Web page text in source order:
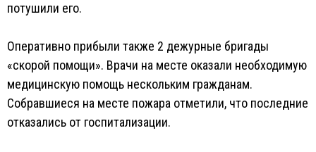
потушили его.
Оперативно прибыли также 2 дежурные бригады
«скорой помощи». Врачи на месте оказали необходимую
медицинскую помощь нескольким гражданам.
Собравшиеся на месте пожара отметили, что последние
отказались от госпитализации.